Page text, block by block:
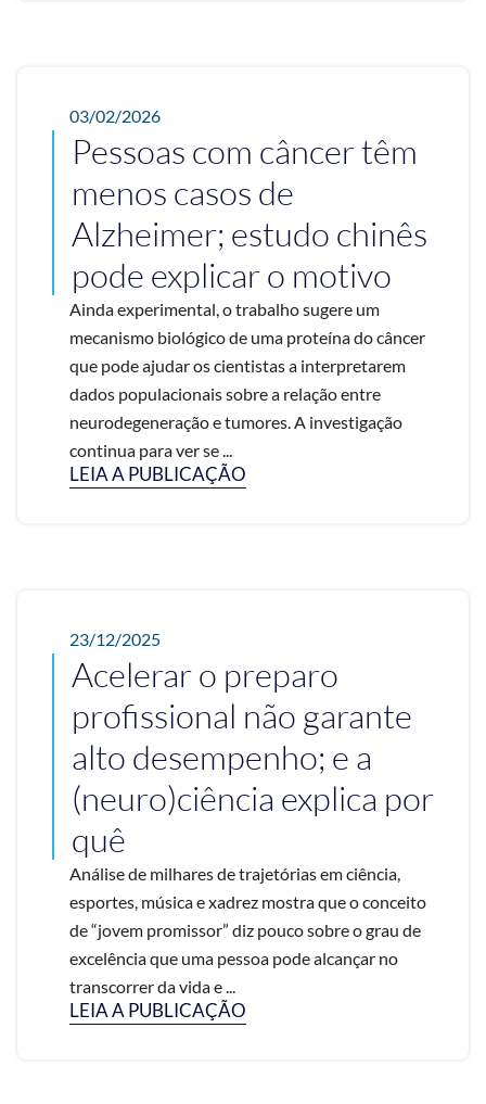
03/02/2026
Pessoas com câncer têm
menos casos de
Alzheimer; estudo chinês
pode explicar o motivo
Ainda experimental, o trabalho sugere um
mecanismo biológico de uma proteína do câncer
que pode ajudar os cientistas a interpretarem
dados populacionais sobre a relação entre
neurodegeneração e tumores. A investigação
continua para ver se ...
LEIA A PUBLICAÇÃO
23/12/2025
Acelerar o preparo
profissional não garante
alto desempenho; e a
(neuro)ciência explica por
quê
Análise de milhares de trajetórias em ciência,
esportes, música e xadrez mostra que o conceito
de “jovem promissor” diz pouco sobre o grau de
excelência que uma pessoa pode alcançar no
transcorrer da vida e ...
LEIA A PUBLICAÇÃO